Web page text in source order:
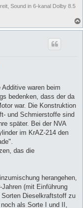
Sound in 6-kanal Dolby 8.5
waren beim
bedenken, dass der da
war. Die Konstruktion
und Schmierstoffe sind
später. Bei der NVA
im KrAZ-214 den
das die
herangehen,
(mit Einführung
Dieselkraftstoff zu
als Sorte I und II,